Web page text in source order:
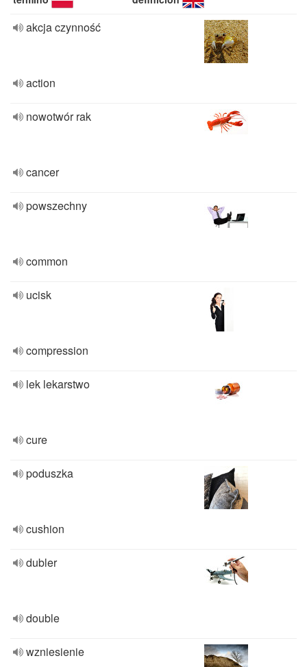
akcja czynność
action
nowotwór rak
cancer
powszechny
common
ucisk
compression
lek lekarstwo
cure
poduszka
cushion
dubler
double
wzniesienie